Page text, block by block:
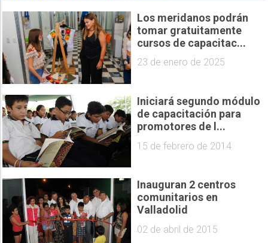
Los meridanos podrán
tomar gratuitamente
cursos de capacitac...
23 de enero de 2025
Iniciará segundo módulo
de capacitación para
promotores de l...
15 de febrero de 2014
Inauguran 2 centros
comunitarios en
Valladolid
02 de abril de 2015